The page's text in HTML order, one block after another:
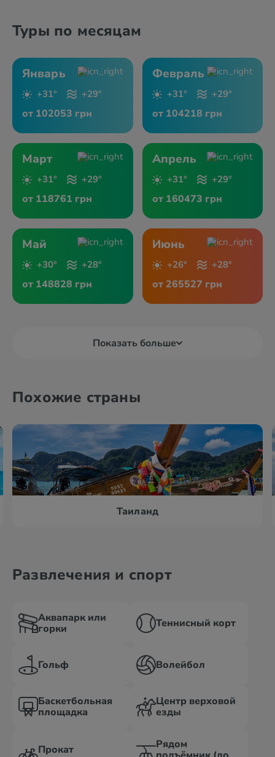
Туры по месяцам
Январь
+31° +29°
от 102053 грн
Февраль
+31° +29°
от 104218 грн
Март
+31° +29°
от 118761 грн
Апрель
+31° +29°
от 160473 грн
Май
+30° +28°
от 148828 грн
Июнь
+26° +28°
от 265527 грн
Показать больше
Похожие страны
Таиланд
Развлечения и спорт
Аквапарк или
горки
Теннисный корт
Гольф Волейбол
Баскетбольная
площадка
Центр верховой
езды
Прокат
Рядом